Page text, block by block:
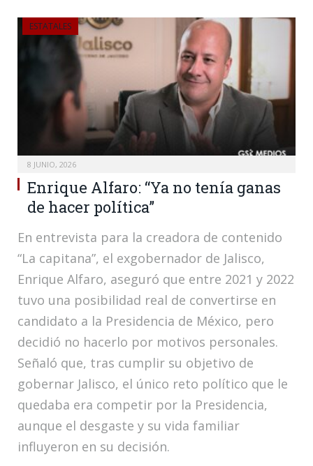
ESTATALES
8 JUNIO, 2026
Enrique Alfaro: “Ya no tenía ganas
de hacer política”
En entrevista para la creadora de contenido
“La capitana”, el exgobernador de Jalisco,
Enrique Alfaro, aseguró que entre 2021 y 2022
tuvo una posibilidad real de convertirse en
candidato a la Presidencia de México, pero
decidió no hacerlo por motivos personales.
Señaló que, tras cumplir su objetivo de
gobernar Jalisco, el único reto político que le
quedaba era competir por la Presidencia,
aunque el desgaste y su vida familiar
influyeron en su decisión.